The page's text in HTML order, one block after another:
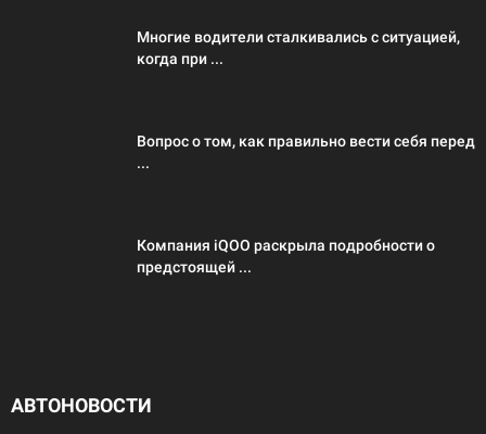
Многие водители сталкивались с ситуацией,
когда при ...
Вопрос о том, как правильно вести себя перед
...
Компания iQOO раскрыла подробности о
предстоящей ...
АВТОНОВОСТИ